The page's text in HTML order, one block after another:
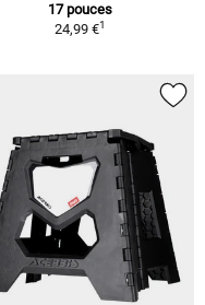
17 pouces
24,99 €1